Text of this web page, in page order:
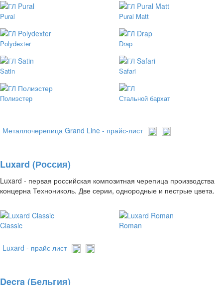
Pural Pural Matt
Polydexter Drap
Satin Safari
Полиэстер Стальной бархат
Металлочерепица Grand Line - прайс-лист
Luxard (Россия)
Luxard - первая российская композитная черепица производства
концерна Технониколь. Две серии, однородные и пестрые цвета.
Classic Roman
Luxard - прайс лист
Decra (Бельгия)